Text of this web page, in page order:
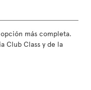
más completa.
Club Class y de la